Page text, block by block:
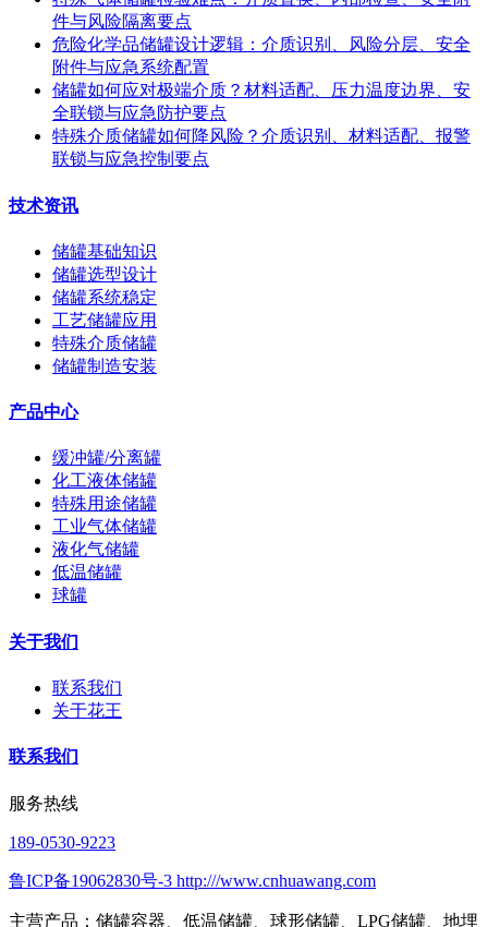
件与风险隔离要点
危险化学品储罐设计逻辑：介质识别、风险分层、安全
附件与应急系统配置
储罐如何应对极端介质？材料适配、压力温度边界、安
全联锁与应急防护要点
特殊介质储罐如何降风险？介质识别、材料适配、报警
联锁与应急控制要点
技术资讯
储罐基础知识
储罐选型设计
储罐系统稳定
工艺储罐应用
特殊介质储罐
储罐制造安装
产品中心
缓冲罐/分离罐
化工液体储罐
特殊用途储罐
工业气体储罐
液化气储罐
低温储罐
球罐
关于我们
联系我们
关于花王
联系我们
服务热线
189-0530-9223
鲁ICP备19062830号-3 http:///www.cnhuawang.com
主营产品：储罐容器、低温储罐、球形储罐、LPG储罐、地埋